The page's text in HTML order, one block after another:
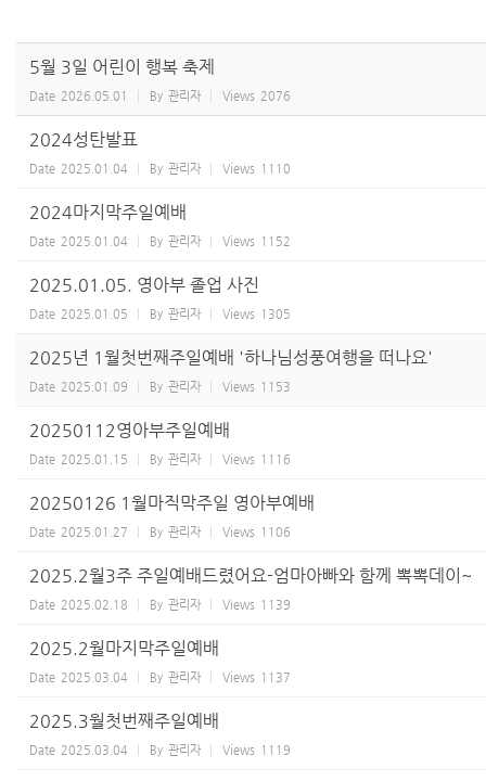
5월 3일 어린이 행복 축제
Date 2026.05.01 By 관리자 Views 2076
2024성탄발표
Date 2025.01.04 By 관리자 Views 1110
2024마지막주일예배
Date 2025.01.04 By 관리자 Views 1152
2025.01.05. 영아부 졸업 사진
Date 2025.01.05 By 관리자 Views 1305
2025년 1월첫번째주일예배 '하나님성풍여행을 떠나요'
Date 2025.01.09 By 관리자 Views 1153
20250112영아부주일예배
Date 2025.01.15 By 관리자 Views 1116
20250126 1월마직막주일 영아부예배
Date 2025.01.27 By 관리자 Views 1106
2025.2월3주 주일예배드렸어요-엄마아빠와 함께 뽁뽁데이~
Date 2025.02.18 By 관리자 Views 1139
2025.2월마지막주일예배
Date 2025.03.04 By 관리자 Views 1137
2025.3월첫번째주일예배
Date 2025.03.04 By 관리자 Views 1119